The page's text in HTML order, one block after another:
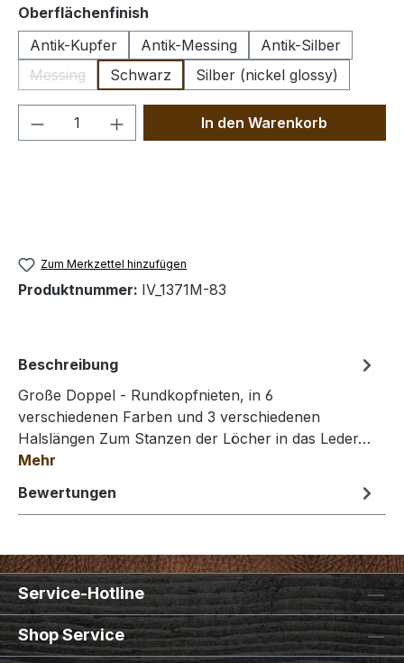
Oberflächenfinish
Antik-Kupfer
Antik-Messing
Antik-Silber
Messing
(Diese Option ist zurzeit nicht verfügbar.)
Schwarz Silber (nickel glossy)
Produkt Anzahl: Gib denIn den Warenkorb
Zum Merkzettel hinzufügen
Produktnummer: IV_1371M-83
Beschreibung
Große Doppel - Rundkopfnieten, in 6
verschiedenen Farben und 3 verschiedenen
Halslängen Zum Stanzen der Löcher in das Leder…
Mehr
Bewertungen
Service-Hotline
Shop Service